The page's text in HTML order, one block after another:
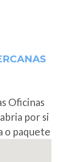
Oficinas
por si
o paquete